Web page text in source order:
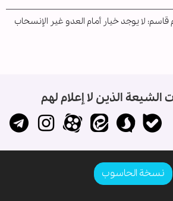
قاسم: لا يوجد خيار أمام العدو غير الإنسحاب
الذين لا إعلام لهم
نسخة الحاسوب